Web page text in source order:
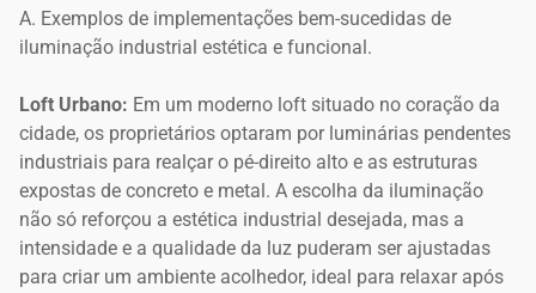
A. Exemplos de implementações bem-sucedidas de
iluminação industrial estética e funcional.
Loft Urbano: Em um moderno loft situado no coração da
cidade, os proprietários optaram por luminárias pendentes
industriais para realçar o pé-direito alto e as estruturas
expostas de concreto e metal. A escolha da iluminação
não só reforçou a estética industrial desejada, mas a
intensidade e a qualidade da luz puderam ser ajustadas
para criar um ambiente acolhedor, ideal para relaxar após